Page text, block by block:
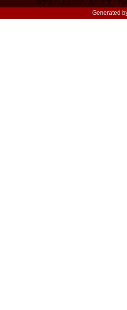
当サイトはリンクフリーです。相
Generated